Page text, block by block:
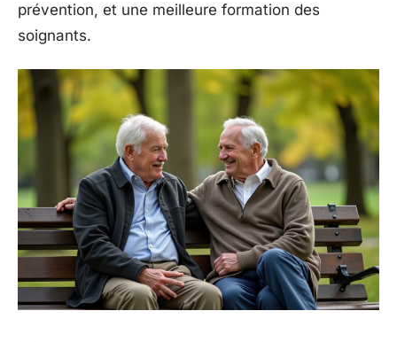
prévention, et une meilleure formation des
soignants.